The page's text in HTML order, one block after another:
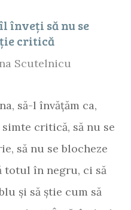
înveți să nu se
critică
Scutelnicu
să-l învățăm ca,
critică, să nu se
să nu se blocheze
totul în negru, ci să
și să știe cum să